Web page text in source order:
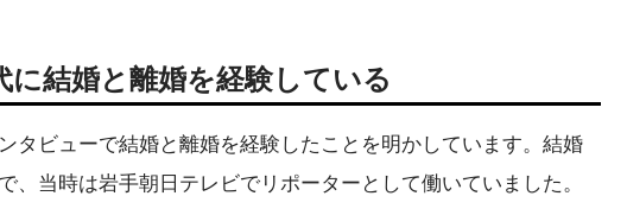
に結婚と離婚を経験している
タビューで結婚と離婚を経験したことを明かしています。結婚
、当時は岩手朝日テレビでリポーターとして働いていました。